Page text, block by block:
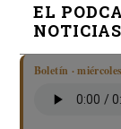
EL
NOTICIAS
Boletín ·